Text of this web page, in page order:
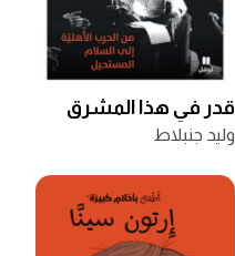
قدر في هذا المشرق
وليد جنبلاط